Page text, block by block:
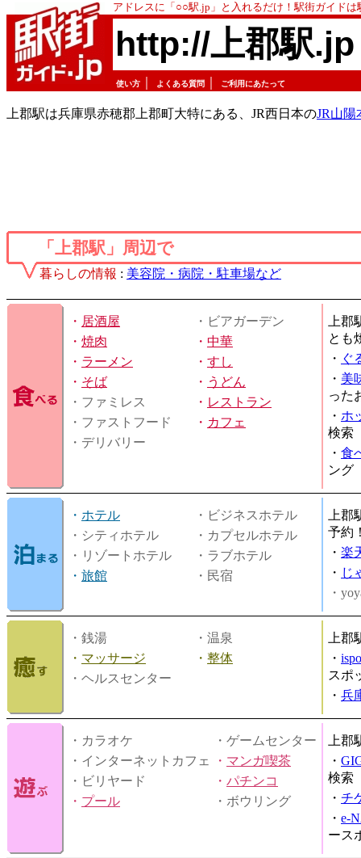
アドレスに「○○駅.jp」と入れるだけ！駅街ガイド
http://上郡駅.jp
使い方 よくある質問 ご利用にあたって
上郡駅は兵庫県赤穂郡上郡町大特にある、JR西日本のJR山陽
「上郡駅」周辺で
暮らしの情報 : 美容院・病院・駐車場など
・ 居酒屋
・ビアガーデン
・ 焼肉 ・ 中華
・ ラーメン ・ すし
・ そば ・ うどん
・ファミレス
・ レストラン
・ファストフード
・ カフェ
・デリバリー
上
とも
・ ぐ
・ 美
った
・ ホ
検索
・ 食
ング
・ ホテル
・ビジネスホテル
・シティホテル
・カプセルホテル
・リゾートホテル
・ラブホテル
・ 旅館 ・民宿
上
予約
・ 楽
・ じ
・
・銭湯
・温泉
・ マッサージ ・ 整体
・ヘルスセンター
上
・
スポ
・ 兵
・カラオケ
・ゲームセンター
・インターネットカフェ
・ マンガ喫茶
・ビリヤード
・ パチンコ
・ プール ・ボウリング
上
・
検索
・ チ
・ e-
ース